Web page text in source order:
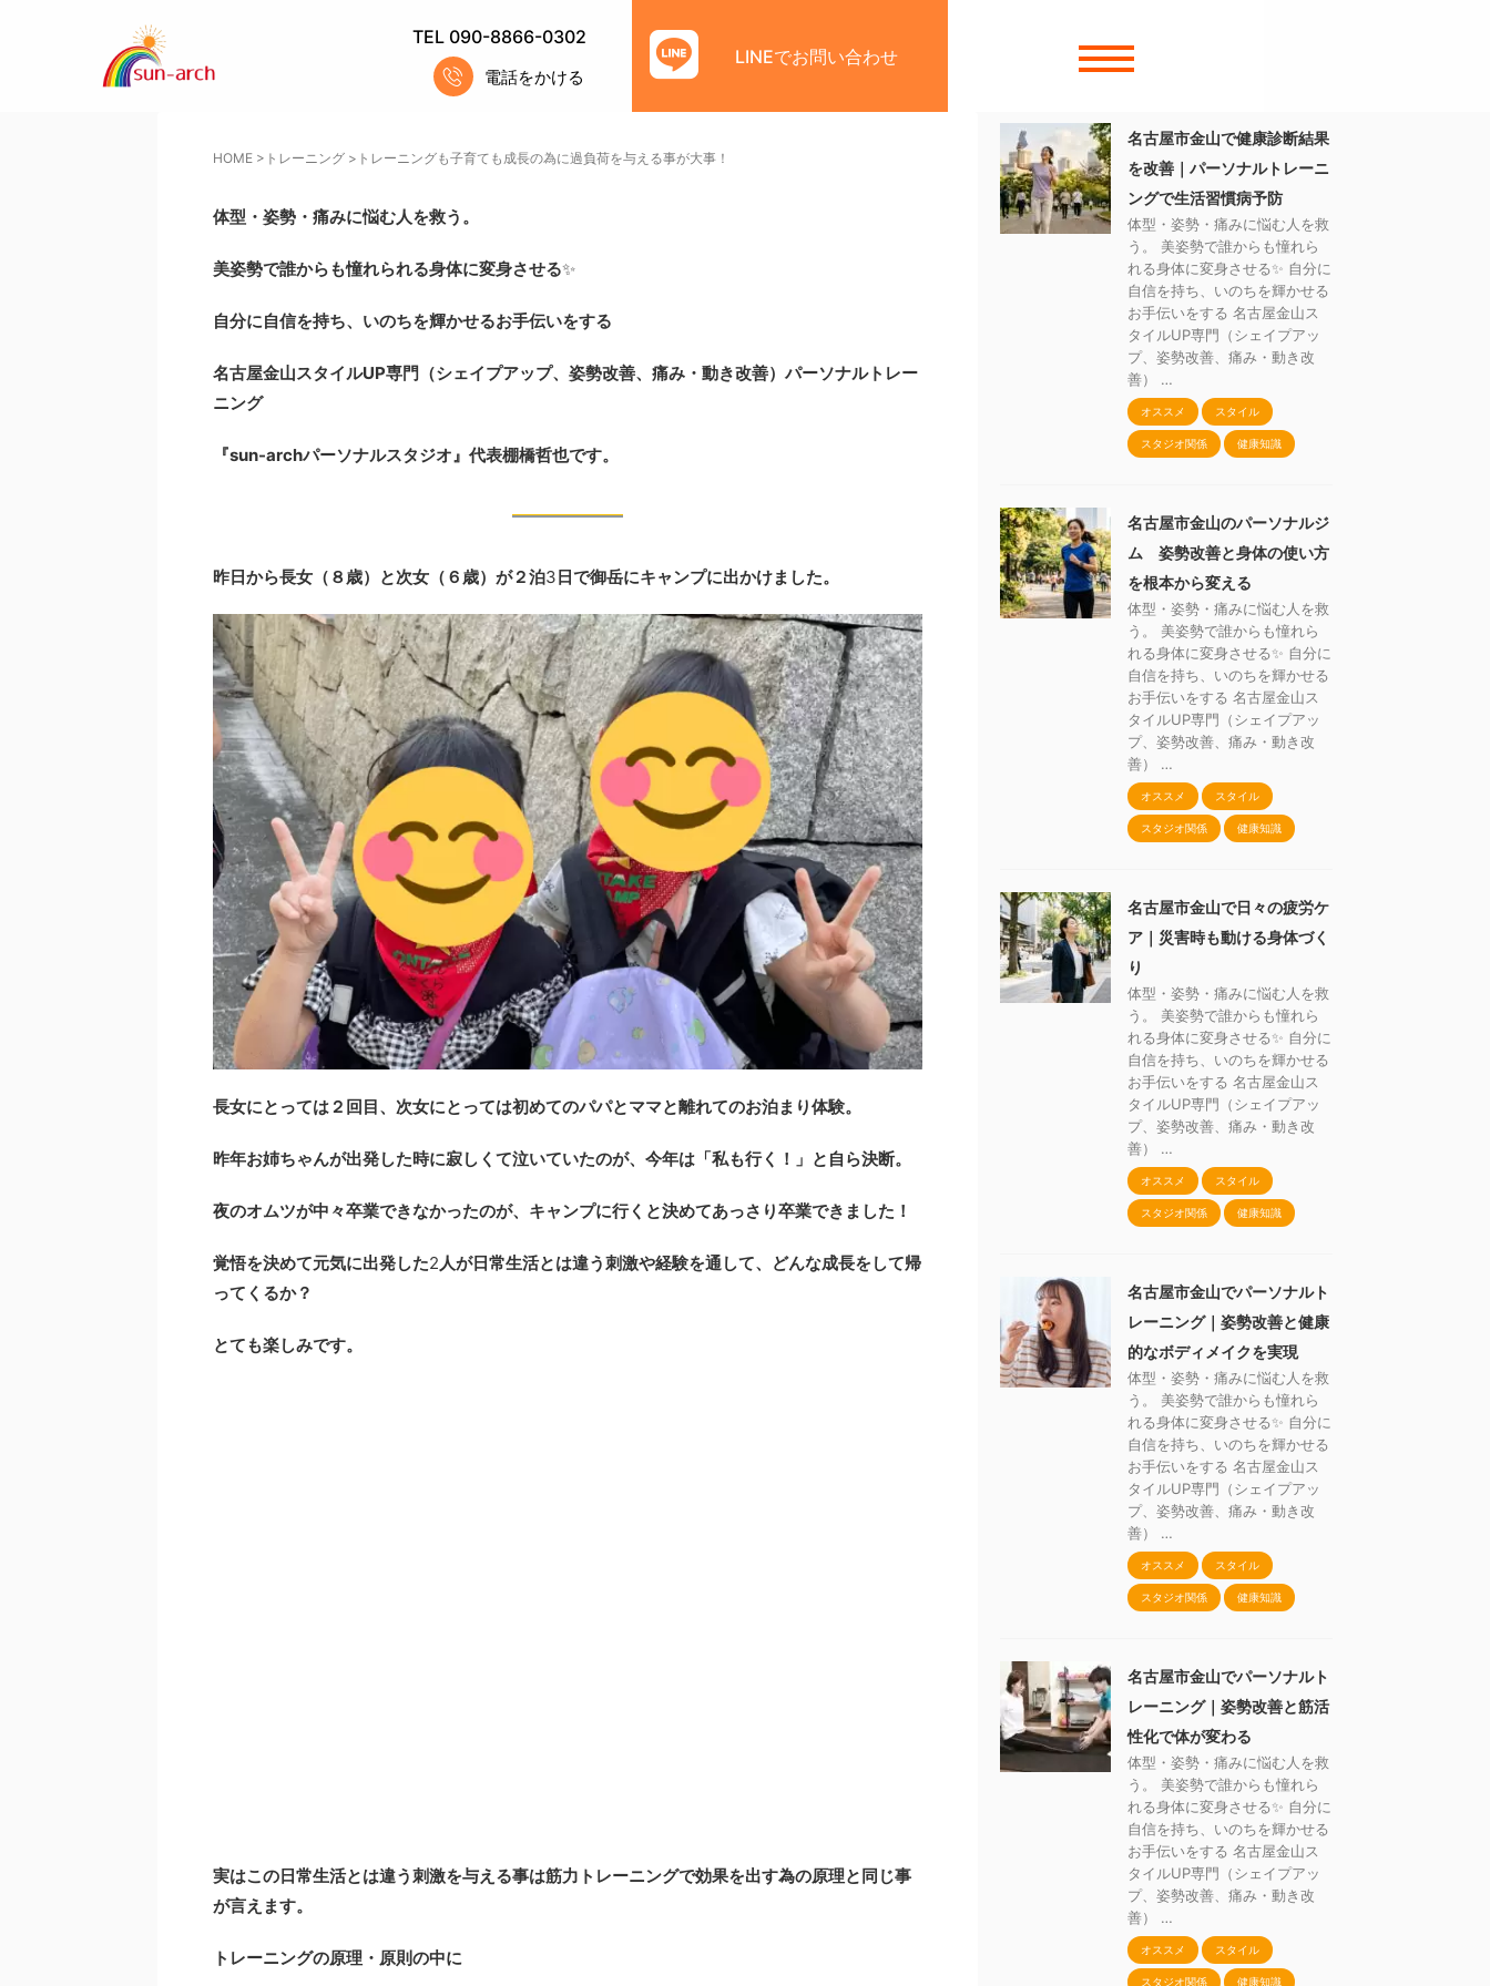
TEL 090-8866-0302
電話をかける
LINEでお問い合わせ
HOME > トレーニング > トレーニングも子育ても成長の為に過負荷を与える事が大事！
体型・姿勢・痛みに悩む人を救う。
美姿勢で誰からも憧れられる身体に変身させる✨
自分に自信を持ち、いのちを輝かせるお手伝いをする
名古屋金山スタイルUP専門 （シェイプアップ、姿勢改善、痛み・動き改善） パーソナルトレー
ニング
『sun-archパーソナルスタジオ』代表棚橋哲也です。
昨日から長女（８歳）と次女（６歳）が２泊3日で御岳にキャンプに出かけました。
長女にとっては２回目、次女にとっては初めてのパパとママと離れてのお泊まり体験。
昨年お姉ちゃんが出発した時に寂しくて泣いていたのが、今年は「私も行く！」と自ら決断。
夜のオムツが中々卒業できなかったのが、キャンプに行くと決めてあっさり卒業できました！
覚悟を決めて元気に出発した2人が日常生活とは違う刺激や経験を通して、どんな成長をして帰
ってくるか？
とても楽しみです。
実はこの日常生活とは違う刺激を与える事は筋力トレーニングで効果を出す為の原理と同じ事
が言えます。
トレーニングの原理・原則の中に
名古屋市金山で健康診断結果
を改善｜パーソナルトレーニ
ングで生活習慣病予防
体型・姿勢・痛みに悩む人を救
う。 美姿勢で誰からも憧れら
れる身体に変身させる✨ 自分に
自信を持ち、いのちを輝かせる
お手伝いをする 名古屋金山ス
タイルUP専門（シェイプアッ
プ、姿勢改善、痛み・動き改
善） …
オススメ スタイル
スタジオ関係 健康知識
名古屋市金山のパーソナルジ
ム 姿勢改善と身体の使い方
を根本から変える
体型・姿勢・痛みに悩む人を救
う。 美姿勢で誰からも憧れら
れる身体に変身させる✨ 自分に
自信を持ち、いのちを輝かせる
お手伝いをする 名古屋金山ス
タイルUP専門（シェイプアッ
プ、姿勢改善、痛み・動き改
善） …
オススメ スタイル
スタジオ関係 健康知識
名古屋市金山で日々の疲労ケ
ア｜災害時も動ける身体づく
り
体型・姿勢・痛みに悩む人を救
う。 美姿勢で誰からも憧れら
れる身体に変身させる✨ 自分に
自信を持ち、いのちを輝かせる
お手伝いをする 名古屋金山ス
タイルUP専門（シェイプアッ
プ、姿勢改善、痛み・動き改
善） …
オススメ スタイル
スタジオ関係 健康知識
名古屋市金山でパーソナルト
レーニング｜姿勢改善と健康
的なボディメイクを実現
体型・姿勢・痛みに悩む人を救
う。 美姿勢で誰からも憧れら
れる身体に変身させる✨ 自分に
自信を持ち、いのちを輝かせる
お手伝いをする 名古屋金山ス
タイルUP専門（シェイプアッ
プ、姿勢改善、痛み・動き改
善） …
オススメ スタイル
スタジオ関係 健康知識
名古屋市金山でパーソナルト
レーニング｜姿勢改善と筋活
性化で体が変わる
体型・姿勢・痛みに悩む人を救
う。 美姿勢で誰からも憧れら
れる身体に変身させる✨ 自分に
自信を持ち、いのちを輝かせる
お手伝いをする 名古屋金山ス
タイルUP専門（シェイプアッ
プ、姿勢改善、痛み・動き改
善） …
オススメ スタイル
スタジオ関係 健康知識